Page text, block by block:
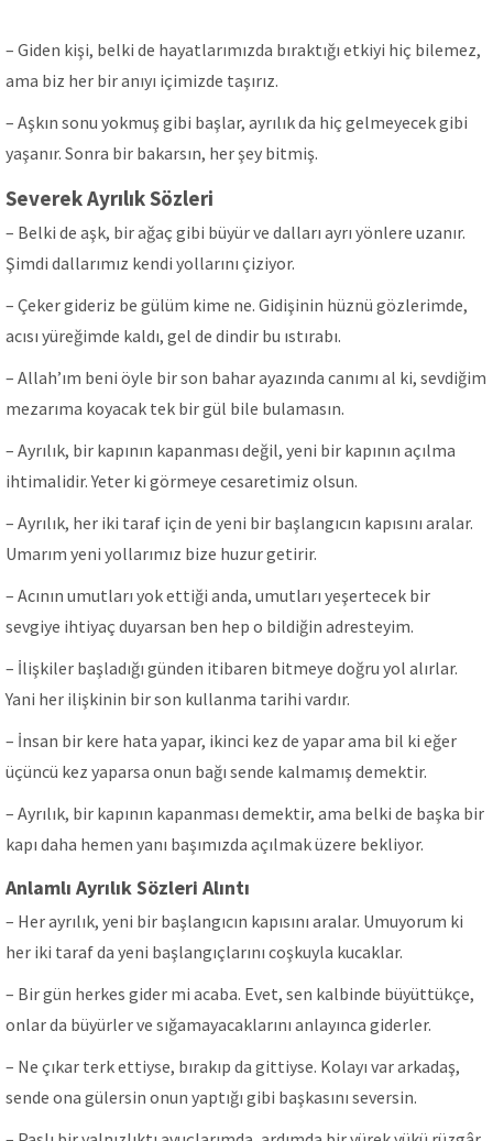
– Giden kişi, belki de hayatlarımızda bıraktığı etkiyi hiç bilemez,
ama biz her bir anıyı içimizde taşırız.
– Aşkın sonu yokmuş gibi başlar, ayrılık da hiç gelmeyecek gibi
yaşanır. Sonra bir bakarsın, her şey bitmiş.
Severek Ayrılık Sözleri
– Belki de aşk, bir ağaç gibi büyür ve dalları ayrı yönlere uzanır.
Şimdi dallarımız kendi yollarını çiziyor.
– Çeker gideriz be gülüm kime ne. Gidişinin hüznü gözlerimde,
acısı yüreğimde kaldı, gel de dindir bu ıstırabı.
– Allah’ım beni öyle bir son bahar ayazında canımı al ki, sevdiğim
mezarıma koyacak tek bir gül bile bulamasın.
– Ayrılık, bir kapının kapanması değil, yeni bir kapının açılma
ihtimalidir. Yeter ki görmeye cesaretimiz olsun.
– Ayrılık, her iki taraf için de yeni bir başlangıcın kapısını aralar.
Umarım yeni yollarımız bize huzur getirir.
– Acının umutları yok ettiği anda, umutları yeşertecek bir
sevgiye ihtiyaç duyarsan ben hep o bildiğin adresteyim.
– İlişkiler başladığı günden itibaren bitmeye doğru yol alırlar.
Yani her ilişkinin bir son kullanma tarihi vardır.
– İnsan bir kere hata yapar, ikinci kez de yapar ama bil ki eğer
üçüncü kez yaparsa onun bağı sende kalmamış demektir.
– Ayrılık, bir kapının kapanması demektir, ama belki de başka bir
kapı daha hemen yanı başımızda açılmak üzere bekliyor.
Anlamlı Ayrılık Sözleri Alıntı
– Her ayrılık, yeni bir başlangıcın kapısını aralar. Umuyorum ki
her iki taraf da yeni başlangıçlarını coşkuyla kucaklar.
– Bir gün herkes gider mi acaba. Evet, sen kalbinde büyüttükçe,
onlar da büyürler ve sığamayacaklarını anlayınca giderler.
– Ne çıkar terk ettiyse, bırakıp da gittiyse. Kolayı var arkadaş,
sende ona gülersin onun yaptığı gibi başkasını seversin.